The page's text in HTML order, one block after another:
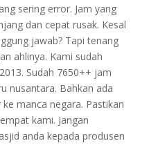
sering error. Jam yang
dan cepat rusak. Kesal
jawab? Tapi tenang
ahlinya. Kami sudah
Sudah 7650++ jam
nusantara. Bahkan ada
manca negara. Pastikan
kami. Jangan
anda kepada produsen